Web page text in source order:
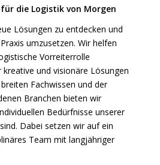
die Logistik von Morgen
Lösungen zu entdecken und
umzusetzen. Wir helfen
Vorreiterrolle
und visionäre Lösungen
Fachwissen und der
Branchen bieten wir
Bedürfnisse unserer
Dabei setzen wir auf ein
Team mit langjähriger